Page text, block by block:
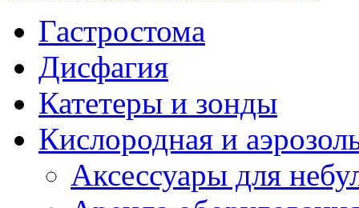
Гастростома
Дисфагия
Катетеры и зонды
Кислородная и
Аксессуары для